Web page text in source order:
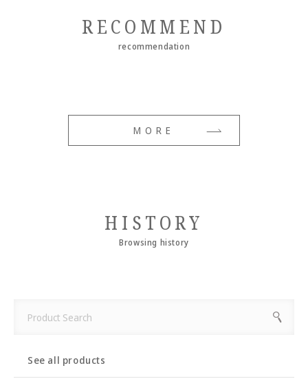
RECOMMEND
recommendation
MORE
HISTORY
Browsing history
See all products